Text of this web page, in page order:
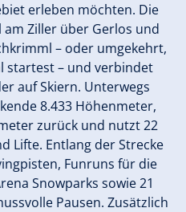
erleben möchten. Die
Ziller über Gerlos und
– oder umgekehrt,
startest – und verbindet
auf Skiern. Unterwegs
8.433 Höhenmeter,
zurück und nutzt 22
Lifte. Entlang der Strecke
Funruns für die
Snowparks sowie 21
Pausen. Zusätzlich